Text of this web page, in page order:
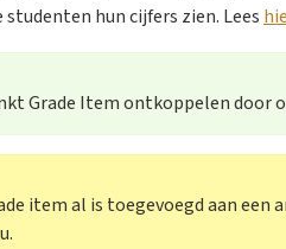
studenten hun cijfers zien. Lees
Grade Item ontkoppelen door
item al is toegevoegd aan